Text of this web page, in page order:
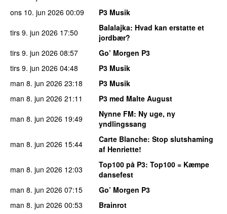
ons 10. jun 2026 00:09
P3 Musik
tirs 9. jun 2026 17:50 Balalajka: Hvad kan erstatte et
jordbær?
tirs 9. jun 2026 08:57
Go’ Morgen P3
tirs 9. jun 2026 04:48
P3 Musik
man 8. jun 2026 23:18
P3 Musik
man 8. jun 2026 21:11
P3 med Malte August
man 8. jun 2026 19:49 Nynne FM: Ny uge, ny
yndlingssang
man 8. jun 2026 15:44 Carte Blanche: Stop slutshaming
af Henriette!
man 8. jun 2026 12:03 Top100 på P3: Top100 = Kæmpe
dansefest
man 8. jun 2026 07:15
Go’ Morgen P3
man 8. jun 2026 00:53
Brainrot